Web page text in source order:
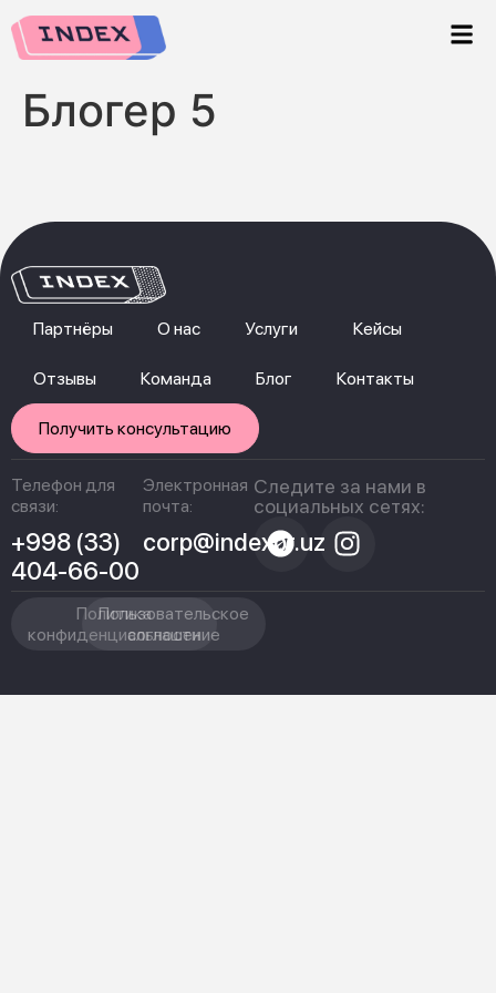
Блогер 5
Партнёры О нас Услуги Кейсы
Отзывы Команда Блог Контакты
Получить консультацию
Телефон для
связи:
+998 (33)
404-66-00
Электронная
почта:
corp@indexpr.uz
Следите за нами в
социальных сетях:
Политика
конфиденциальности
Пользовательское
соглашение